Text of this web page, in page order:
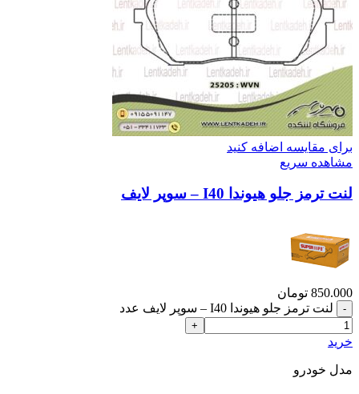
برای مقایسه اضافه کنید
مشاهده سریع
لنت ترمز جلو هیوندا I40 – سوپر لایف
850.000 تومان
لنت ترمز جلو هیوندا I40 – سوپر لایف عدد
خرید
مدل خودرو